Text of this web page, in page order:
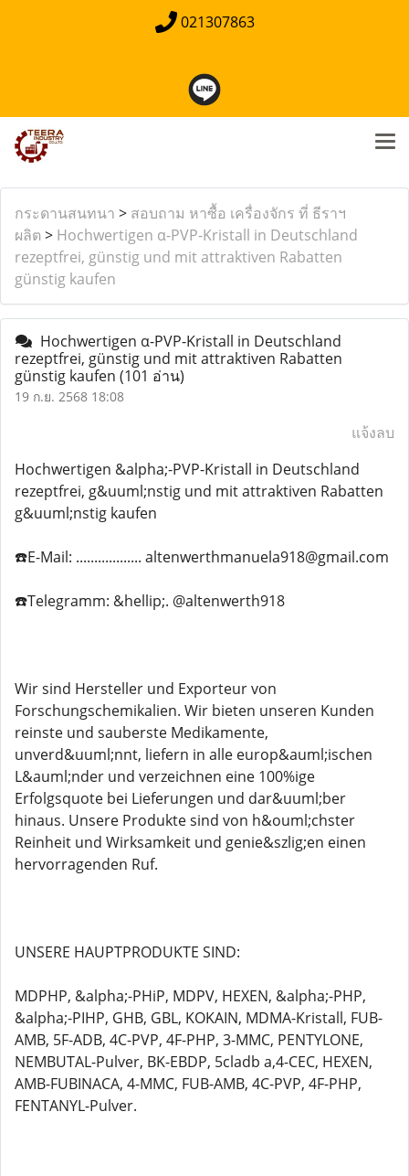
021307863
กระดานสนทนา > สอบถาม หาซื้อ เครื่องจักร ที่ ธีราฯ
ผลิต > Hochwertigen α-PVP-Kristall in Deutschland
rezeptfrei, günstig und mit attraktiven Rabatten
günstig kaufen
Hochwertigen α-PVP-Kristall in Deutschland
rezeptfrei, günstig und mit attraktiven Rabatten
günstig kaufen (101 อ่าน)
19 ก.ย. 2568 18:08
แจ้งลบ
Hochwertigen &alpha;-PVP-Kristall in Deutschland
rezeptfrei, g&uuml;nstig und mit attraktiven Rabatten
g&uuml;nstig kaufen
☎️E-Mail: .................. altenwerthmanuela918@gmail.com
☎️Telegramm: &hellip;. @altenwerth918
Wir sind Hersteller und Exporteur von
Forschungschemikalien. Wir bieten unseren Kunden
reinste und sauberste Medikamente,
unverd&uuml;nnt, liefern in alle europ&auml;ischen
L&auml;nder und verzeichnen eine 100%ige
Erfolgsquote bei Lieferungen und dar&uuml;ber
hinaus. Unsere Produkte sind von h&ouml;chster
Reinheit und Wirksamkeit und genie&szlig;en einen
hervorragenden Ruf.
UNSERE HAUPTPRODUKTE SIND:
MDPHP, &alpha;-PHiP, MDPV, HEXEN, &alpha;-PHP,
&alpha;-PIHP, GHB, GBL, KOKAIN, MDMA-Kristall, FUB-
AMB, 5F-ADB, 4C-PVP, 4F-PHP, 3-MMC, PENTYLONE,
NEMBUTAL-Pulver, BK-EBDP, 5cladb a,4-CEC, HEXEN,
AMB-FUBINACA, 4-MMC, FUB-AMB, 4C-PVP, 4F-PHP,
FENTANYL-Pulver.